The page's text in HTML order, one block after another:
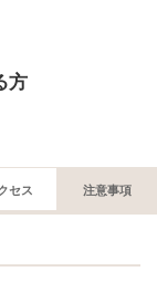
方
セス 注意事項